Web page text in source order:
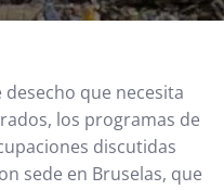
que necesita
los programas de
discutidas
sede en Bruselas, que